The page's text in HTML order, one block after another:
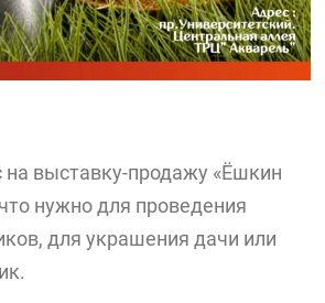
выставку-продажу «Ёшкин
нужно для проведения
для украшения дачи или